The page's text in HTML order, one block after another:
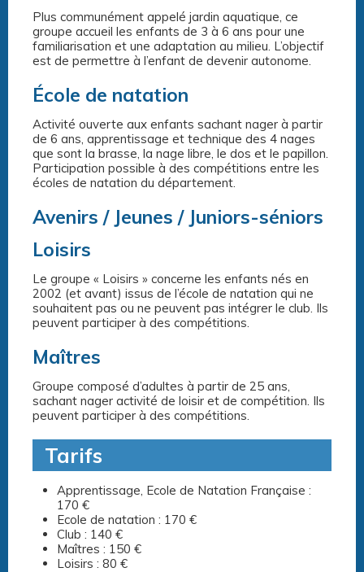
Plus communément appelé jardin aquatique, ce
groupe accueil les enfants de 3 à 6 ans pour une
familiarisation et une adaptation au milieu. L’objectif
est de permettre à l’enfant de devenir autonome.
École de natation
Activité ouverte aux enfants sachant nager à partir
de 6 ans, apprentissage et technique des 4 nages
que sont la brasse, la nage libre, le dos et le papillon.
Participation possible à des compétitions entre les
écoles de natation du département.
Avenirs / Jeunes / Juniors-séniors
Loisirs
Le groupe « Loisirs » concerne les enfants nés en
2002 (et avant) issus de l’école de natation qui ne
souhaitent pas ou ne peuvent pas intégrer le club. Ils
peuvent participer à des compétitions.
Maîtres
Groupe composé d’adultes à partir de 25 ans,
sachant nager activité de loisir et de compétition. Ils
peuvent participer à des compétitions.
Tarifs
Apprentissage, Ecole de Natation Française :
170 €
Ecole de natation : 170 €
Club : 140 €
Maîtres : 150 €
Loisirs : 80 €